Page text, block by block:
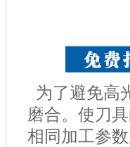
为了避免高
磨合。使刀
相同加工参